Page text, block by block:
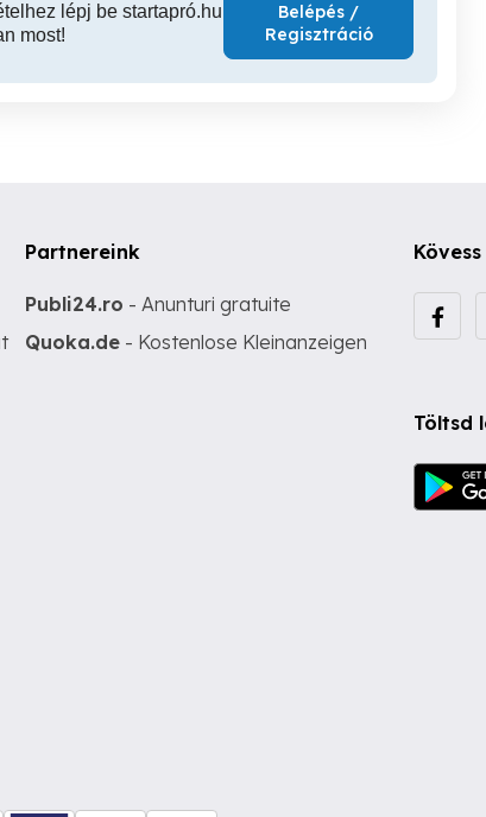
lépj be startapró.hu
most!
Belépés /
Regisztráció
Partnereink
Publi24.ro - Anunturi gratuite
Quoka.de - Kostenlose Kleinanzeigen
Töltsd